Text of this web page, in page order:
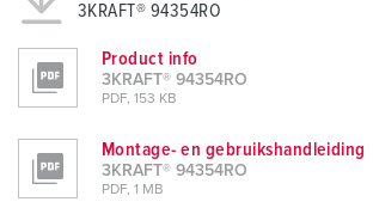
3KRAFT® 94354RO
Product info
3KRAFT® 94354RO
PDF, 153 KB
Montage- en gebruikshandleiding
3KRAFT® 94354RO
PDF, 1 MB